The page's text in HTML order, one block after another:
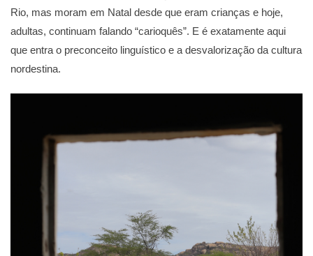
Rio, mas moram em Natal desde que eram crianças e hoje,
adultas, continuam falando “carioquês”. E é exatamente aqui
que entra o preconceito linguístico e a desvalorização da cultura
nordestina.